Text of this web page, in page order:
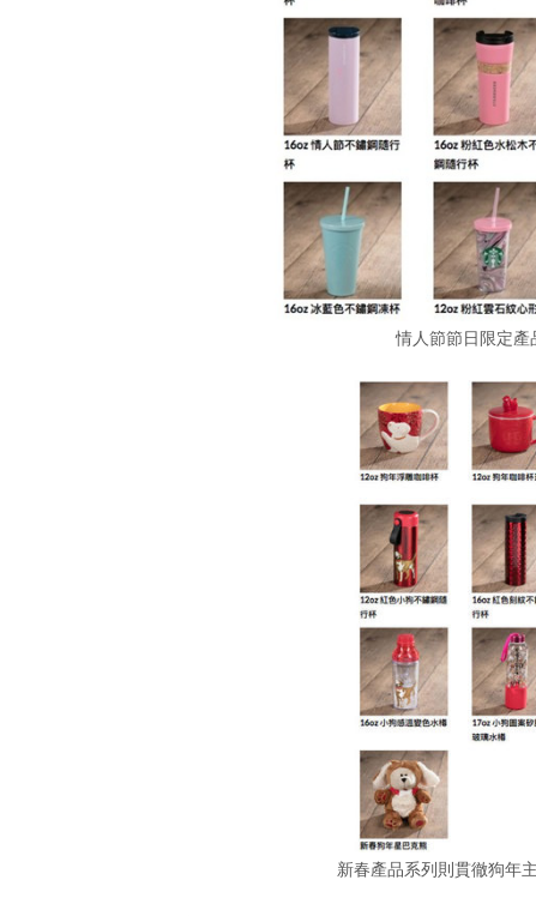
情人節節日限定產
新春產品系列則貫徹狗年